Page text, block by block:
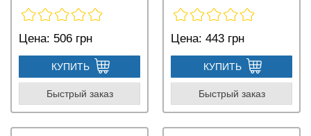
Цена: 506 грн
КУПИТЬ
Быстрый заказ
Цена: 443 грн
КУПИТЬ
Быстрый заказ